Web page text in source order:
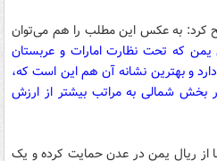
کرد: به عکس این مطلب را هم می‌توان
که تحت نظارت امارات و عربستان
دارد و بهترین نشانه آن هم این است که،
بخش شمالی به مراتب بیشتر از ارزش
از ریال یمن در عدن حمایت کرده و یک